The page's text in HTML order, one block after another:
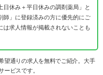
日休み＋平日休みの調剤薬局」と
師」に登録済みの方に優先的にご
求人情報が掲載されないことも
望通りの求人を無料でご紹介。大手
ービスです。